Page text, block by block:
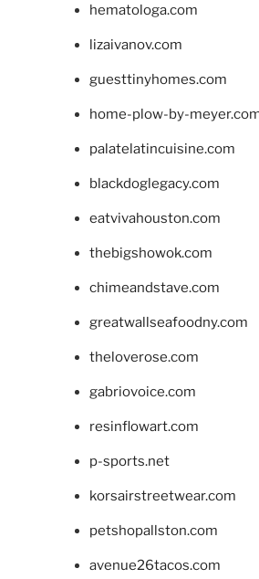
hematologa.com
lizaivanov.com
guesttinyhomes.com
home-plow-by-
palatelatincuisine.com
blackdoglegacy.com
eatvivahouston.com
thebigshowok.com
chimeandstave.com
greatwallseafoodny.com
theloverose.com
gabriovoice.com
resinflowart.com
p-sports.net
korsairstreetwear.com
petshopallston.com
avenue26tacos.com